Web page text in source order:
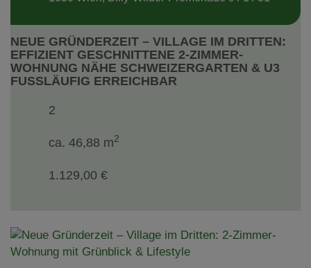
NEUE GRÜNDERZEIT – VILLAGE IM DRITTEN:
EFFIZIENT GESCHNITTENE 2-ZIMMER-
WOHNUNG NÄHE SCHWEIZERGARTEN & U3
FUSSLÄUFIG ERREICHBAR
2
ca. 46,88 m2
1.129,00 €